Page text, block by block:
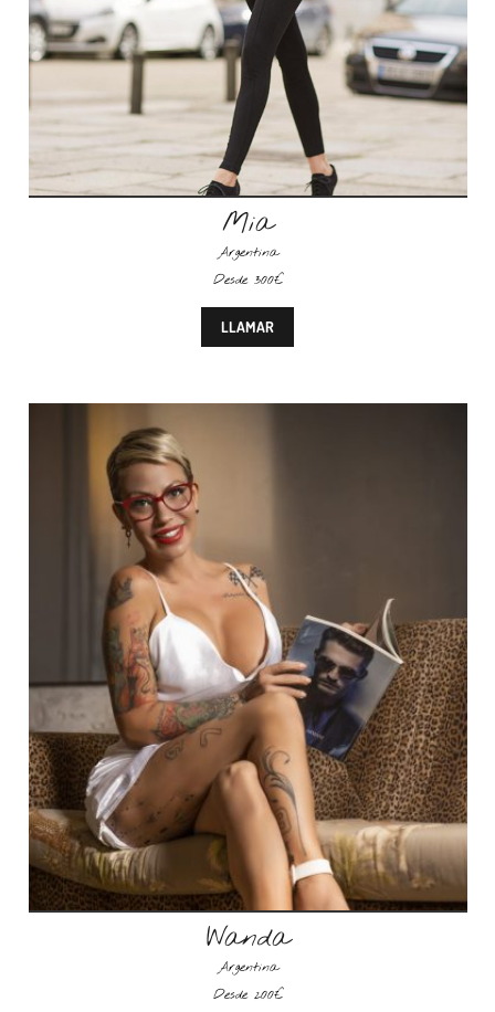
Mia
Argentina
Desde 300€
LLAMAR
Wanda
Argentina
Desde 200€